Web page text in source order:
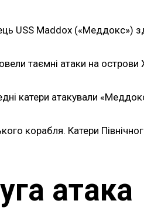
USS Maddox («Меддокс»)
таємні атаки на
катери атакували
корабля. Катери
атака